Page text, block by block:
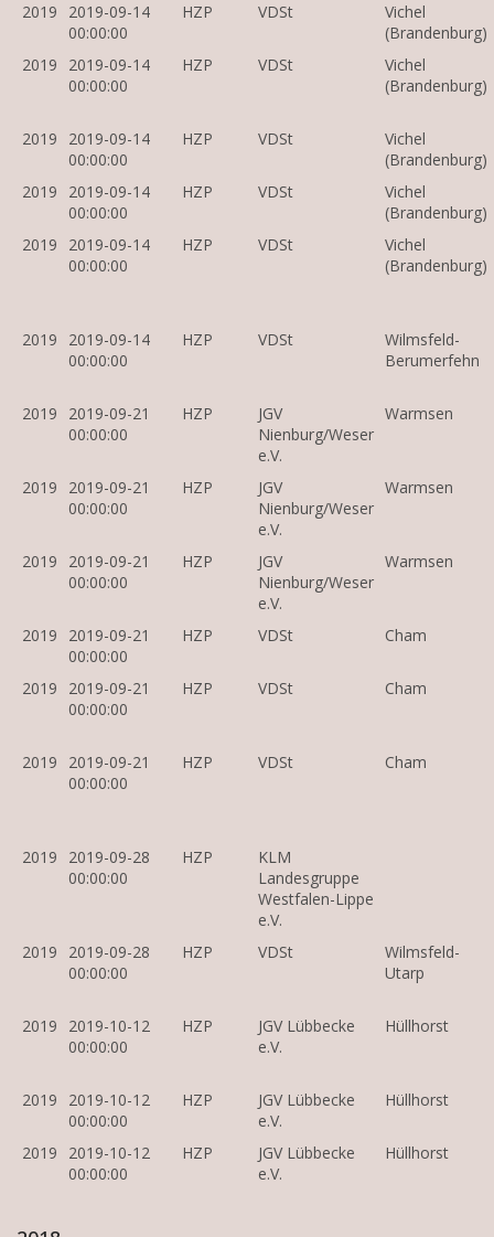
2019
2019-09-14
00:00:00
HZP VDSt
Vichel
(Brandenburg)
2019
2019-09-14
00:00:00
HZP VDSt
Vichel
(Brandenburg)
2019
2019-09-14
00:00:00
HZP VDSt
Vichel
(Brandenburg)
2019
2019-09-14
00:00:00
HZP VDSt
Vichel
(Brandenburg)
2019
2019-09-14
00:00:00
HZP VDSt
Vichel
(Brandenburg)
2019
2019-09-14
00:00:00
HZP VDSt
Wilmsfeld-
Berumerfehn
2019
2019-09-21
00:00:00
HZP
JGV
Nienburg/Weser
e.V.
Warmsen
2019
2019-09-21
00:00:00
HZP
JGV
Nienburg/Weser
e.V.
Warmsen
2019
2019-09-21
00:00:00
HZP
JGV
Nienburg/Weser
e.V.
Warmsen
2019
2019-09-21
00:00:00
HZP VDSt Cham
2019
2019-09-21
00:00:00
HZP VDSt Cham
2019
2019-09-21
00:00:00
HZP VDSt Cham
2019
2019-09-28
00:00:00
HZP
KLM
Landesgruppe
Westfalen-Lippe
e.V.
2019
2019-09-28
00:00:00
HZP VDSt
Wilmsfeld-
Utarp
2019
2019-10-12
00:00:00
HZP
JGV Lübbecke
e.V.
Hüllhorst
2019
2019-10-12
00:00:00
HZP
JGV Lübbecke
e.V.
Hüllhorst
2019
2019-10-12
00:00:00
HZP
JGV Lübbecke
e.V.
Hüllhorst